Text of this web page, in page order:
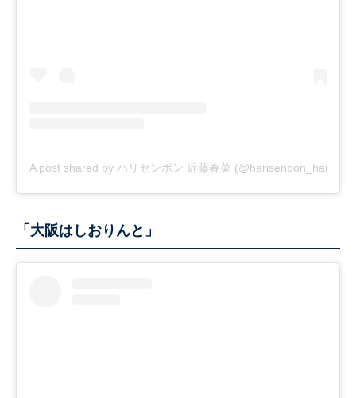
A post shared by ハリセンボン 近藤春菜 (@harisenbon_haruna)
「大阪はしおりんと」